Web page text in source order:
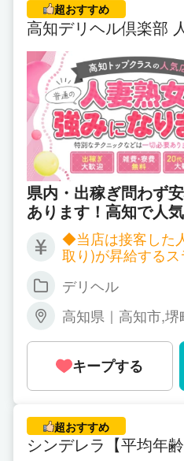
⇒アロマエステ＆マッサージ コー
18歳(高校生不可)～40代
病気の心配ない「完全ハ
収入GET!!
アロマの香りに包まれた
驚きの高収入！！
＊オールヌードにならな
い＊受身にならない＊ハ
【コース料金の60%】
【延長料金の60%】
【指名料全額！】
【オプション料全額！】
アロマエステ＆マッサー
お願いする仕事は《優し
てなしのみ。
ソフトなサービス内容な
りません。
オプションサービスもでき
という方は、もちろんそ
（100%バックです！）
超おすすめ
高知デリヘル倶楽部
県内・出稼ぎ問わず
あります！高知で人
からこそできる高収
度体験してみません
く『素敵な笑顔』『
『心のこもった上品
し、女性が女性とし
く場所を皆さんと一
思っています。 「未
「知人バレが怖い方
い方」「客層が悪く
など１つでも当ては
です！ 貴女の魅力を
給料・環境・待遇す
◆当店は接客した
取り)が昇給する
┣1本目～3本目⇒料金の 60％
本目～5本目⇒料金の 70％バック
目～全て ⇒料金の 80％バック ※ 県外(出
稼ぎ)の場合、交
場合もあります と、最高でバック率は8
0％まで昇給します。 また昇給率は
の頑張り次第で変わりま
支払いしております！ ▼通常コー
給料(最短60分) ┣60％⇒ ￥11,000円 ┣7
0％⇒ ￥11,400円 ┗80％⇒ ￥12,800円
デリヘル
高知県｜高知市,堺
キープする
超おすすめ
シンデレラ【平均年